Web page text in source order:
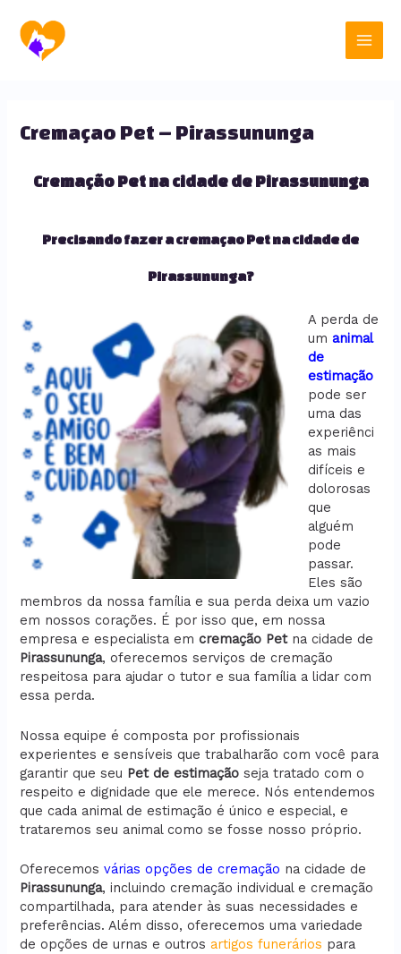
para
conteúdo
Main
Cremaçao Pet – Pirassununga
Cremação Pet na cidade de Pirassununga
Precisando fazer a cremaçao Pet na cidade de
Pirassununga?
A perda de
umanimal
de
estimação
pode ser
uma das
experiênci
as mais
difíceis e
dolorosas
que
alguém
pode
passar.
Eles são
membros da nossa família e sua perda deixa um vazio
em nossos corações. É por isso que, em nossa
empresa e especialista emcremação Petna cidade de
Pirassununga, oferecemos serviços de cremação
respeitosa para ajudar o tutor e sua família a lidar com
essa perda.
Nossa equipe é composta por profissionais
experientes e sensíveis que trabalharão com você para
garantir que seu Pet de estimação seja tratado com o
respeito e dignidade que ele merece. Nós entendemos
que cada animal de estimação é único e especial, e
trataremos seu animal como se fosse nosso próprio.
Oferecemosvárias opções de cremação na cidade de
Pirassununga, incluindo cremação individual e cremação
compartilhada, para atender às suas necessidades e
preferências. Além disso, oferecemos uma variedade
de opções de urnas e outros artigos funerários para